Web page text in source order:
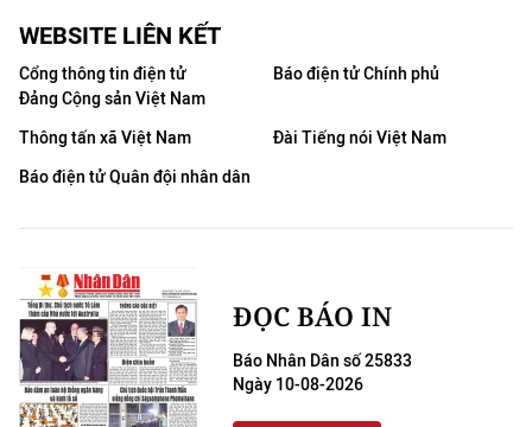
WEBSITE LIÊN KẾT
Cổng thông tin điện tử
Đảng Cộng sản Việt Nam
Báo điện tử Chính phủ
Thông tấn xã Việt Nam
Đài Tiếng nói Việt Nam
Báo điện tử Quân đội nhân dân
ĐỌC BÁO IN
Báo Nhân Dân số 25833
Ngày 10-08-2026